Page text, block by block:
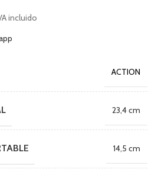
incluido
ACTION
23,4 cm
14,5 cm